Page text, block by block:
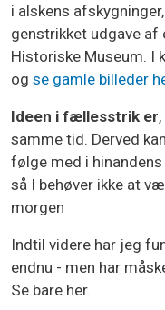
i alskens
genstrikket udgave
Historiske Museum. I
og se gamle billeder
Ideen i fællesstrik er
samme tid. Derved
følge med i
så I behøver ikke at
morgen
Indtil videre har jeg
endnu - men har
Se bare her.